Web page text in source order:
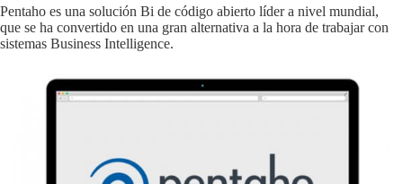
Pentaho es una solución Bi de código abierto líder a nivel mundial,
que se ha convertido en una gran alternativa a la hora de trabajar con
sistemas Business Intelligence.